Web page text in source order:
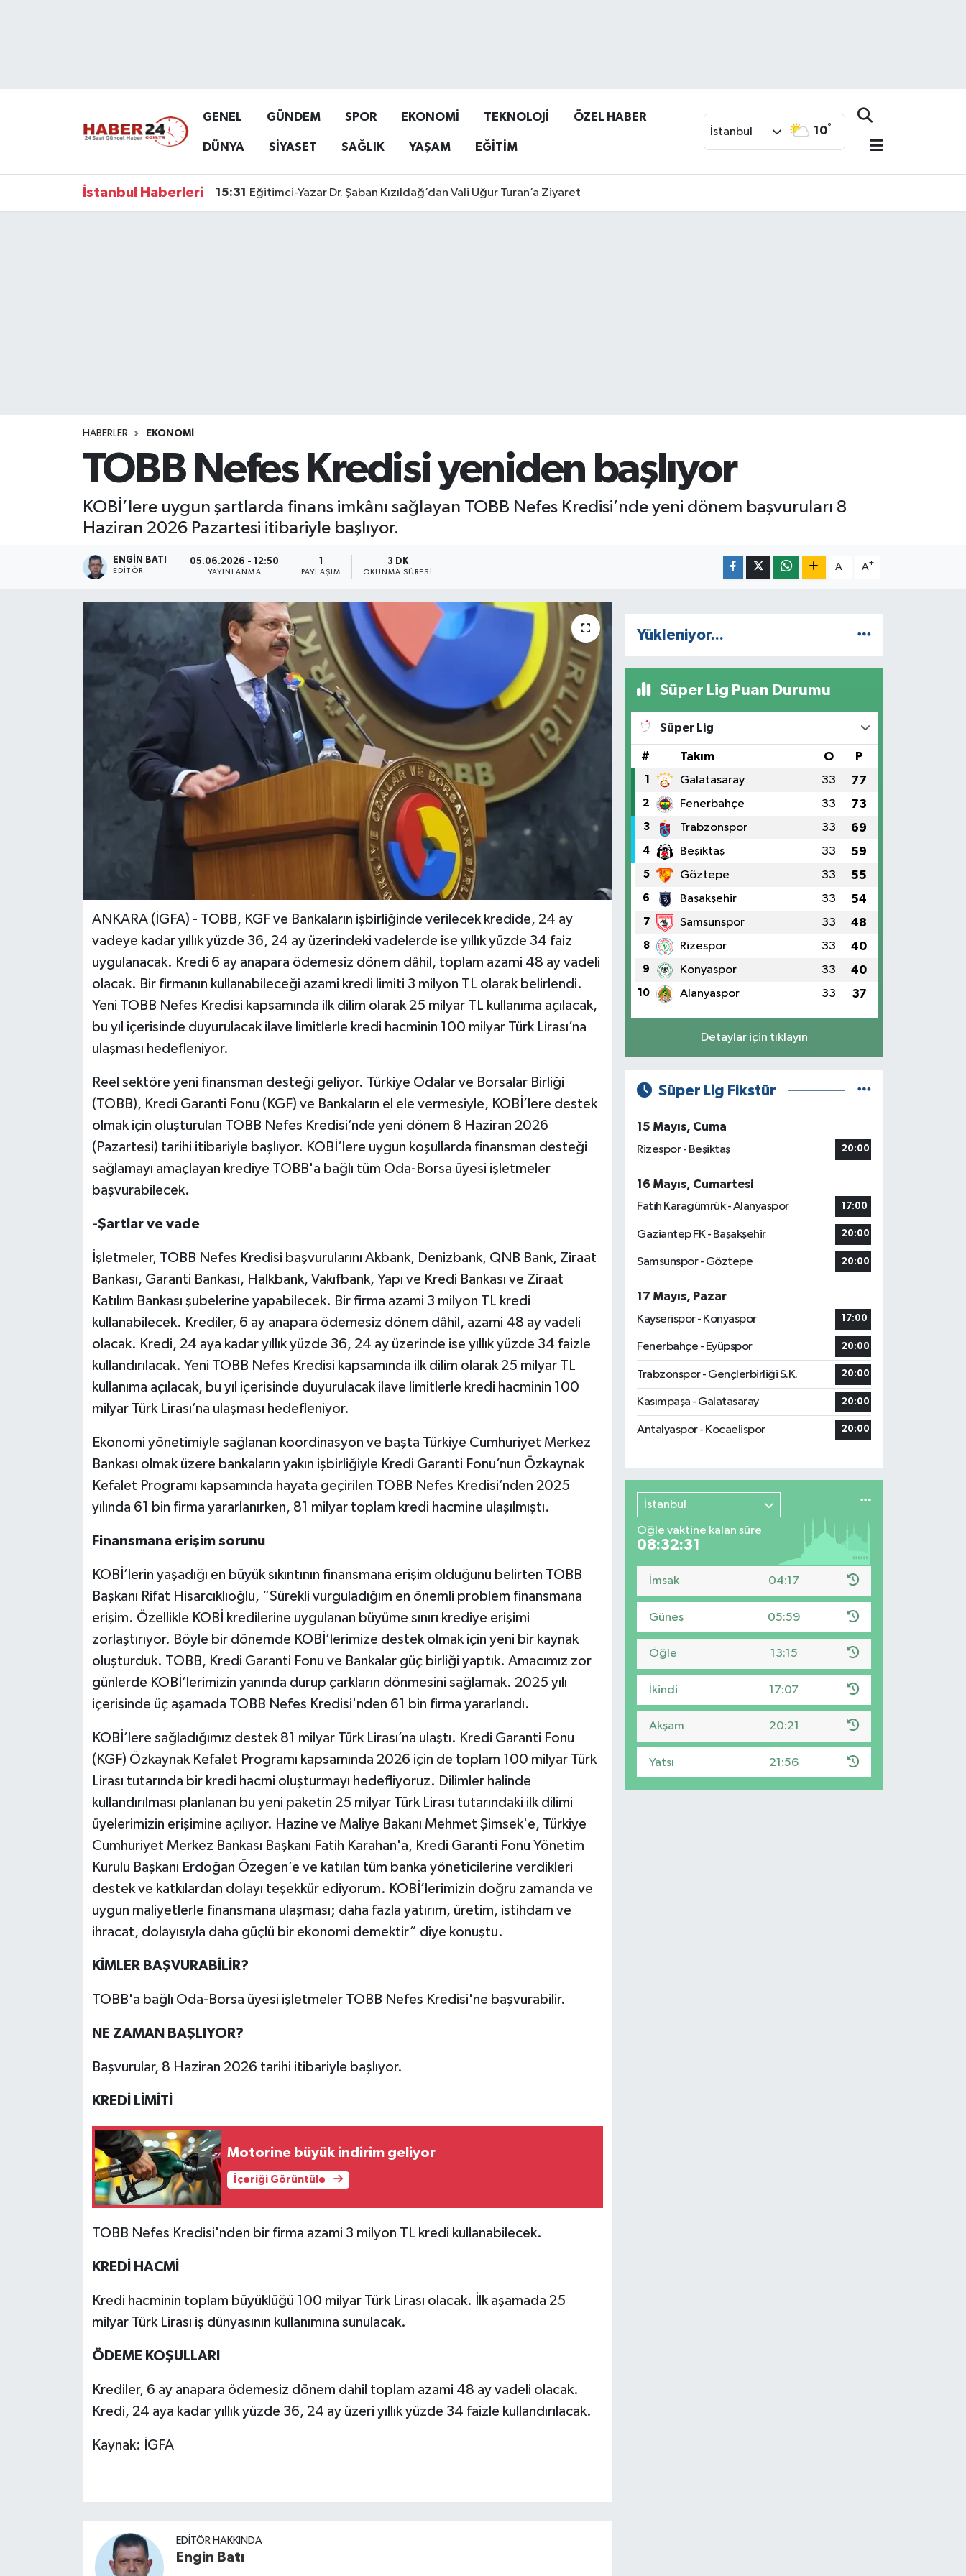
GENEL GÜNDEM SPOR EKONOMİ TEKNOLOJİ ÖZEL HABER
DÜNYA SİYASET SAĞLIK YAŞAM EĞİTİM
İstanbul 10°
İstanbul Haberleri 15:31 Eğitimci-Yazar Dr. Şaban Kızıldağ’dan Vali Uğur Turan’a Ziyaret
HABERLER EKONOMİ
TOBB Nefes Kredisi yeniden başlıyor
KOBİ’lere uygun şartlarda finans imkânı sağlayan TOBB Nefes Kredisi’nde yeni dönem başvuruları 8
Haziran 2026 Pazartesi itibariyle başlıyor.
ENGIN BATI
EDITÖR
05.06.2026 - 12:50
YAYINLANMA PAYLAŞIM
3 DK
OKUNMA SÜRESI
A- A+
ANKARA (İGFA) - TOBB, KGF ve Bankaların işbirliğinde verilecek kredide, 24 ay
vadeye kadar yıllık yüzde 36, 24 ay üzerindeki vadelerde ise yıllık yüzde 34 faiz
uygulanacak. Kredi 6 ay anapara ödemesiz dönem dâhil, toplam azami 48 ay vadeli
olacak. Bir firmanın kullanabileceği azami kredi limiti 3 milyon TL olarak belirlendi.
Yeni TOBB Nefes Kredisi kapsamında ilk dilim olarak 25 milyar TL kullanıma açılacak,
bu yıl içerisinde duyurulacak ilave limitlerle kredi hacminin 100 milyar Türk Lirası’na
ulaşması hedefleniyor.
Reel sektöre yeni finansman desteği geliyor. Türkiye Odalar ve Borsalar Birliği
(TOBB), Kredi Garanti Fonu (KGF) ve Bankaların el ele vermesiyle, KOBİ’lere destek
olmak için oluşturulan TOBB Nefes Kredisi’nde yeni dönem 8 Haziran 2026
(Pazartesi) tarihi itibariyle başlıyor. KOBİ’lere uygun koşullarda finansman desteği
sağlamayı amaçlayan krediye TOBB'a bağlı tüm Oda-Borsa üyesi işletmeler
başvurabilecek.
-Şartlar ve vade
İşletmeler, TOBB Nefes Kredisi başvurularını Akbank, Denizbank, QNB Bank, Ziraat
Bankası, Garanti Bankası, Halkbank, Vakıfbank, Yapı ve Kredi Bankası ve Ziraat
Katılım Bankası şubelerine yapabilecek. Bir firma azami 3 milyon TL kredi
kullanabilecek. Krediler, 6 ay anapara ödemesiz dönem dâhil, azami 48 ay vadeli
olacak. Kredi, 24 aya kadar yıllık yüzde 36, 24 ay üzerinde ise yıllık yüzde 34 faizle
kullandırılacak. Yeni TOBB Nefes Kredisi kapsamında ilk dilim olarak 25 milyar TL
kullanıma açılacak, bu yıl içerisinde duyurulacak ilave limitlerle kredi hacminin 100
milyar Türk Lirası’na ulaşması hedefleniyor.
Ekonomi yönetimiyle sağlanan koordinasyon ve başta Türkiye Cumhuriyet Merkez
Bankası olmak üzere bankaların yakın işbirliğiyle Kredi Garanti Fonu’nun Özkaynak
Kefalet Programı kapsamında hayata geçirilen TOBB Nefes Kredisi’nden 2025
yılında 61 bin firma yararlanırken, 81 milyar toplam kredi hacmine ulaşılmıştı.
Finansmana erişim sorunu
KOBİ’lerin yaşadığı en büyük sıkıntının finansmana erişim olduğunu belirten TOBB
Başkanı Rifat Hisarcıklıoğlu, “Sürekli vurguladığım en önemli problem finansmana
erişim. Özellikle KOBİ kredilerine uygulanan büyüme sınırı krediye erişimi
zorlaştırıyor. Böyle bir dönemde KOBİ’lerimize destek olmak için yeni bir kaynak
oluşturduk. TOBB, Kredi Garanti Fonu ve Bankalar güç birliği yaptık. Amacımız zor
günlerde KOBİ’lerimizin yanında durup çarkların dönmesini sağlamak. 2025 yılı
içerisinde üç aşamada TOBB Nefes Kredisi'nden 61 bin firma yararlandı.
KOBİ’lere sağladığımız destek 81 milyar Türk Lirası’na ulaştı. Kredi Garanti Fonu
(KGF) Özkaynak Kefalet Programı kapsamında 2026 için de toplam 100 milyar Türk
Lirası tutarında bir kredi hacmi oluşturmayı hedefliyoruz. Dilimler halinde
kullandırılması planlanan bu yeni paketin 25 milyar Türk Lirası tutarındaki ilk dilimi
üyelerimizin erişimine açılıyor. Hazine ve Maliye Bakanı Mehmet Şimsek'e, Türkiye
Cumhuriyet Merkez Bankası Başkanı Fatih Karahan'a, Kredi Garanti Fonu Yönetim
Kurulu Başkanı Erdoğan Özegen’e ve katılan tüm banka yöneticilerine verdikleri
destek ve katkılardan dolayı teşekkür ediyorum. KOBİ’lerimizin doğru zamanda ve
uygun maliyetlerle finansmana ulaşması; daha fazla yatırım, üretim, istihdam ve
ihracat, dolayısıyla daha güçlü bir ekonomi demektir” diye konuştu.
KİMLER BAŞVURABİLİR?
TOBB'a bağlı Oda-Borsa üyesi işletmeler TOBB Nefes Kredisi'ne başvurabilir.
NE ZAMAN BAŞLIYOR?
Başvurular, 8 Haziran 2026 tarihi itibariyle başlıyor.
KREDİ LİMİTİ
Motorine büyük indirim geliyor
İçeriği Görüntüle
TOBB Nefes Kredisi'nden bir firma azami 3 milyon TL kredi kullanabilecek.
KREDİ HACMİ
Kredi hacminin toplam büyüklüğü 100 milyar Türk Lirası olacak. İlk aşamada 25
milyar Türk Lirası iş dünyasının kullanımına sunulacak.
ÖDEME KOŞULLARI
Krediler, 6 ay anapara ödemesiz dönem dahil toplam azami 48 ay vadeli olacak.
Kredi, 24 aya kadar yıllık yüzde 36, 24 ay üzeri yıllık yüzde 34 faizle kullandırılacak.
Kaynak: İGFA
EDITÖR HAKKINDA
Engin Batı
Yükleniyor...
Süper Lig Puan Durumu
Süper Lig
# Takım O P
1 Galatasaray 33 77
2 Fenerbahçe 33 73
3 Trabzonspor 33 69
4 Beşiktaş 33 59
5 Göztepe 33 55
6 Başakşehir 33 54
7 Samsunspor 33 48
8 Rizespor 33 40
9 Konyaspor 33 40
10 Alanyaspor 33 37
Detaylar için tıklayın
Süper Lig Fikstür
15 Mayıs, Cuma
Rizespor - Beşiktaş
20:00
16 Mayıs, Cumartesi
Fatih Karagümrük - Alanyaspor
17:00
Gaziantep FK - Başakşehir 20:00
Samsunspor - Göztepe 20:00
17 Mayıs, Pazar
Kayserispor - Konyaspor
17:00
Fenerbahçe - Eyüpspor 20:00
Trabzonspor - Gençlerbirliği S.K. 20:00
Kasımpaşa - Galatasaray 20:00
Antalyaspor - Kocaelispor 20:00
İstanbul
Öğle vaktine kalan süre
08:32:30
İmsak 04:17
Güneş 05:59
Öğle 13:15
İkindi 17:07
Akşam 20:21
Yatsı 21:56
Namaz Vakitleri
Süper Lig Puan Durumu ve Fikstür